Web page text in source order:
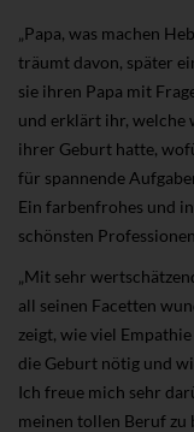
„Papa, was machen
träumt davon, später
sie ihren Papa mit
und erklärt ihr, welche
ihrer Geburt hatte,
für spannende
Ein farbenfrohes und
schönsten
„Mit sehr
all seinen Facetten
zeigt, wie viel
die Geburt nötig und
Ich freue mich sehr
meinen tollen Beruf zu